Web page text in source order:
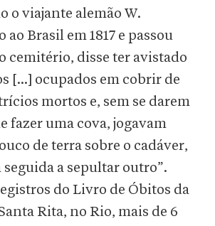
o viajante alemão W.
ao Brasil em 1817 e passou
cemitério, disse ter avistado
[...] ocupados em cobrir de
mortos e, sem se darem
fazer uma cova, jogavam
de terra sobre o cadáver,
seguida a sepultar outro”.
do Livro de Óbitos da
Rita, no Rio, mais de 6